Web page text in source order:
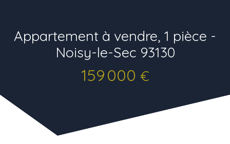
Appartement à vendre, 1 pièce -
Noisy-le-Sec 93130
159 000 €